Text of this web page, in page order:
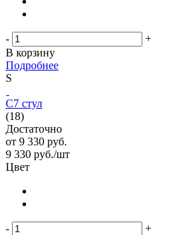
-
+
В корзину
Подробнее
S
С7 стул
(18)
Достаточно
от 9 330 руб.
9 330 руб./шт
Цвет
-
+